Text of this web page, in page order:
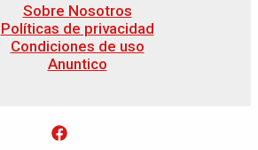
Sobre Nosotros
Políticas de privacidad
Condiciones de uso
Anuntico